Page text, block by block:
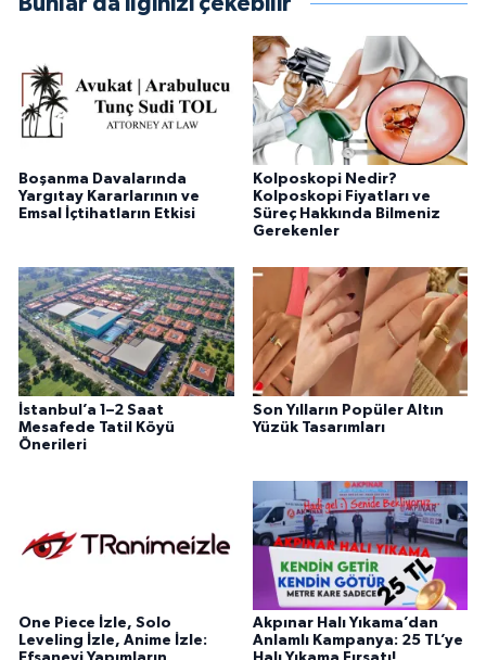
Boşanma Davalarında
Yargıtay Kararlarının ve
Emsal İçtihatların Etkisi
Kolposkopi Nedir?
Kolposkopi Fiyatları ve
Süreç Hakkında Bilmeniz
Gerekenler
İstanbul’a 1–2 Saat
Mesafede Tatil Köyü
Önerileri
Son Yılların Popüler Altın
Yüzük Tasarımları
One Piece İzle, Solo
Leveling İzle, Anime İzle:
Akpınar Halı Yıkama’dan
Anlamlı Kampanya: 25 TL’ye